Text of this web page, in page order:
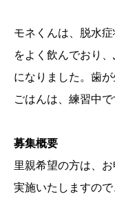
モネくんは、脱水
をよく飲んでおり
になりました。歯
ごはんは、練習中で
募集概要
里親希望の方は、
実施いたしますの